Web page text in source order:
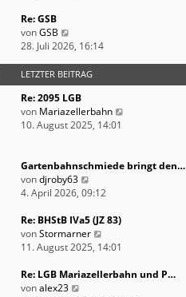
g
i
r
a
t
r
B
i
t
g
Re: GSB
vonGSB
e
e
s
t
e
r
i
t
r
g
28. Juli 2026, 16:14
LETZTER BEITRAG
Re: 2095 LGB
von Mariazellerbahn
s
r
10. August 2025, 14:01
Gartenbahnschmiede bringt den…
vondjroby63
e
e
s
t
r
4. April 2026, 09:12
Re: BHStB IVa5 (JZ 83)
vonStormarner
e
e
11. August 2025, 14:01
Re: LGB Mariazellerbahn und P…
vonalex23